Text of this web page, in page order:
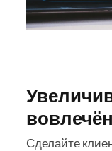
Сделайте